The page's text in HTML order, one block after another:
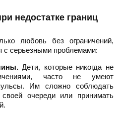
недостатке границ
любовь без ограничений,
с серьезными проблемами:
Дети, которые никогда не
часто не умеют
Им сложно соблюдать
очереди или принимать